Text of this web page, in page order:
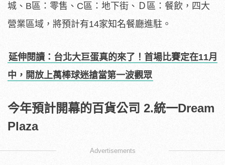
城、B區：零售、C區：地下街、Ｄ區：餐飲，四大
營業區域，將預計有14家知名餐廳進駐。
延伸閱讀：台北大巨蛋真的來了！首場比賽定在11月
中，開放上萬棒球迷搶當第一波觀眾
今年預計開幕的百貨公司 2.統一Dream
Plaza
Advertisements